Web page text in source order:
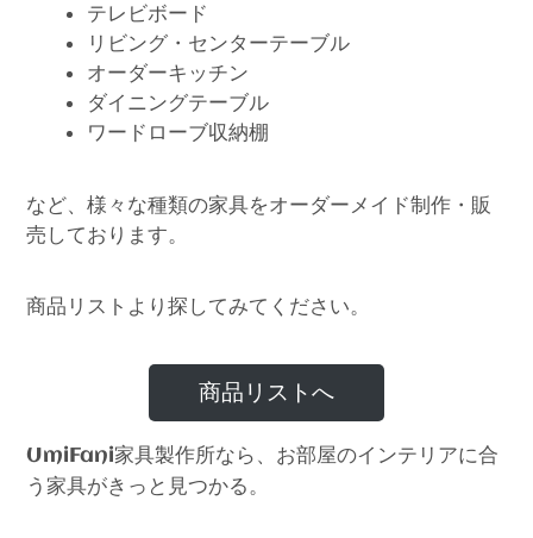
テレビボード
リビング・センターテーブル
オーダーキッチン
ダイニングテーブル
ワードローブ収納棚
など、様々な種類の家具をオーダーメイド制作・販
売しております。
商品リストより探してみてください。
商品リストへ
UmiFani家具製作所なら、お部屋のインテリアに合
う家具がきっと見つかる。